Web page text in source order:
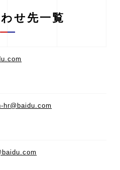
せ先一覧
hr@baidu.com